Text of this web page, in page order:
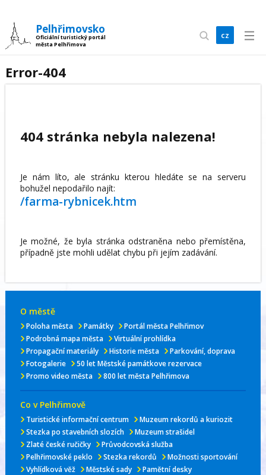
Pelhřimovsko
Oficiální turistický portál
města Pelhřimova
cz
en
Error-404
404 stránka nebyla nalezena!
Je nám líto, ale stránku kterou hledáte se na serveru
bohužel nepodařilo najít:
/farma-rybnicek.htm
Je možné, že byla stránka odstraněna nebo přemístěna,
případně jste mohli udělat chybu při jejím zadávání.
O městě
Poloha města Památky
Portál města Pelhřimov
Podrobná mapa města
Virtuální prohlídka
Propagační materiály
Historie města
Parkování, doprava
Fotogalerie
50 let Městské památkove rezervace
Promo video města
800 let města Pelhřimova
Co v Pelhřimově
Turistické informační centrum
Muzeum rekordů a kuriozit
Stezka po stavebních slozích
Muzeum strašidel
Zlaté české ručičky
Průvodcovská služba
Pelhřimovské peklo
Stezka rekordů
Možnosti sportování
Vyhlídková věž
Městské sady
Pamětní desky